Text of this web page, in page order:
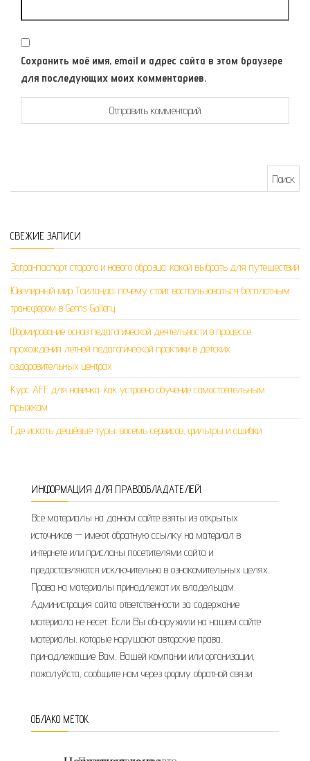
Сохранить моё имя, email и адрес сайта в этом браузере
для последующих моих комментариев.
СВЕЖИЕ ЗАПИСИ
Загранпаспорт старого и нового образца: какой выбрать для путешествий
Ювелирный мир Таиланда: почему стоит воспользоваться бесплатным
трансфером в Gems Gallery
Формирование основ педагогической деятельности в процессе
прохождения летней педагогической практики в детских
оздоровительных центрах
Курс AFF для новичка: как устроено обучение самостоятельным
прыжкам
Где искать дешёвые туры: восемь сервисов, фильтры и ошибки
ИНФОРМАЦИЯ ДЛЯ ПРАВООБЛАДАТЕЛЕЙ
Все материалы на данном сайте взяты из открытых
источников — имеют обратную ссылку на материал в
интернете или присланы посетителями сайта и
предоставляются исключительно в ознакомительных целях.
Права на материалы принадлежат их владельцам.
Администрация сайта ответственности за содержание
материала не несет. Если Вы обнаружили на нашем сайте
материалы, которые нарушают авторские права,
принадлежащие Вам, Вашей компании или организации,
пожалуйста, сообщите нам через форму обратной связи.
ОБЛАКО МЕТОК